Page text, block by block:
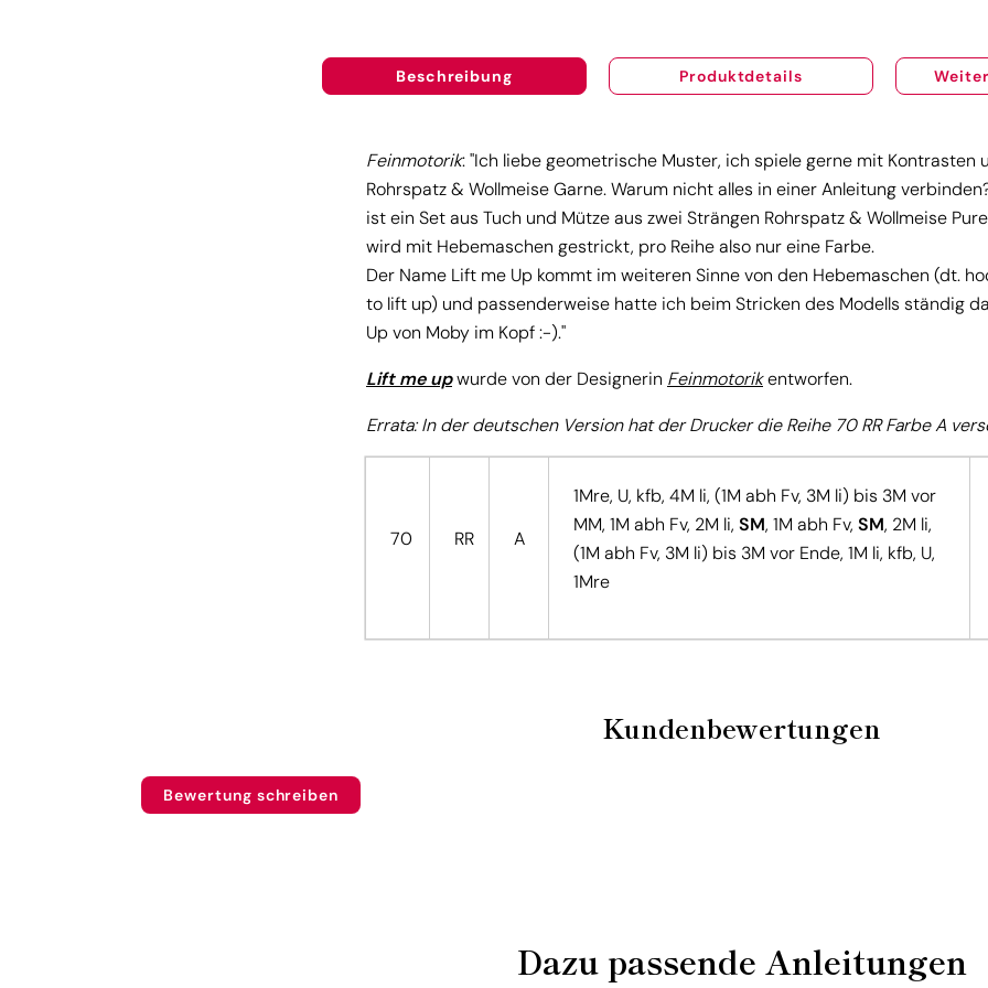
Beschreibung Produktdetails
Feinmotorik: "Ich liebe geometrische Muster, ich spiele gerne mit Kontrasten
Rohrspatz & Wollmeise Garne. Warum nicht alles in einer Anleitung
ist ein Set aus Tuch und Mütze aus zwei Strängen Rohrspatz & Wollmeise
wird mit Hebemaschen gestrickt, pro Reihe also nur eine Farbe.
Der Name Lift me Up kommt im weiteren Sinne von den Hebemaschen (dt.
to lift up) und passenderweise hatte ich beim Stricken des Modells ständig
Up von Moby im Kopf :-)."
Lift me upwurde von der Designerin Feinmotorikentworfen.
Errata: In der deutschen Version hat der Drucker die Reihe 70 RR Farbe A
70 RR A
1Mre, U, kfb, 4M li, (1M abh Fv, 3M li) bis 3M vor
MM, 1M abh Fv, 2M li,SM, 1M abh Fv,SM, 2M li,
(1M abh Fv, 3M li) bis 3M vor Ende, 1M li, kfb, U,
1Mre
Kundenbewertungen
Bewertung schreiben
Dazu passende Anleitungen